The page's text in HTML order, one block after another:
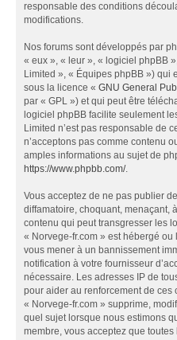
responsable des conditions
modifications.
Nos forums sont développés par
« eux », « leur », « logiciel phpBB
Limited », « Équipes phpBB ») qui
sous la licence « GNU General
par « GPL ») et qui peut être
logiciel phpBB facilite seulement
Limited n’est pas responsable de
n’acceptons pas comme contenu
amples informations au sujet de
https://www.phpbb.com/.
Vous acceptez de ne pas publier
diffamatoire, choquant, menaçant,
contenu qui peut transgresser les
« Norvege-fr.com » est hébergé
vous mener à un bannissement
notification à votre fournisseur
nécessaire. Les adresses IP de
pour aider au renforcement de ces
« Norvege-fr.com » supprime,
quel sujet lorsque nous estimons
membre, vous acceptez que